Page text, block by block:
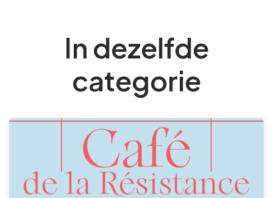
In dezelfde
categorie